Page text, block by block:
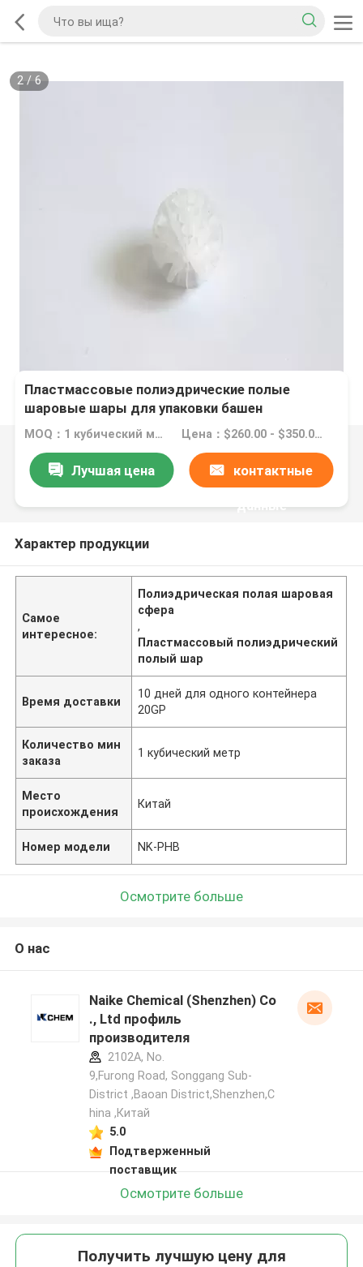
2/ 6
Пластмассовые полиэдрические полые
шаровые шары для упаковки башен
MOQ：1 кубический метр Цена：$260.00 - $350.00/ cubic centimeter
Лучшая цена контактные
данные
Характер продукции
Самое
интересное:
Полиэдрическая полая шаровая
сфера
,
Пластмассовый полиэдрический
полый шар
Время доставки
10 дней для одного контейнера
20GP
Количество мин
заказа
1 кубический метр
Место
происхождения
Китай
Номер модели NK-PHB
Осмотрите больше
О нас
Naike Chemical (Shenzhen) Co
., Ltd профиль
производителя
2102A, No.
9,Furong Road, Songgang Sub-
District ,Baoan District,Shenzhen,C
hina ,Китай
5.0
Подтверженный
поставщик
Осмотрите больше
Получить лучшую цену для